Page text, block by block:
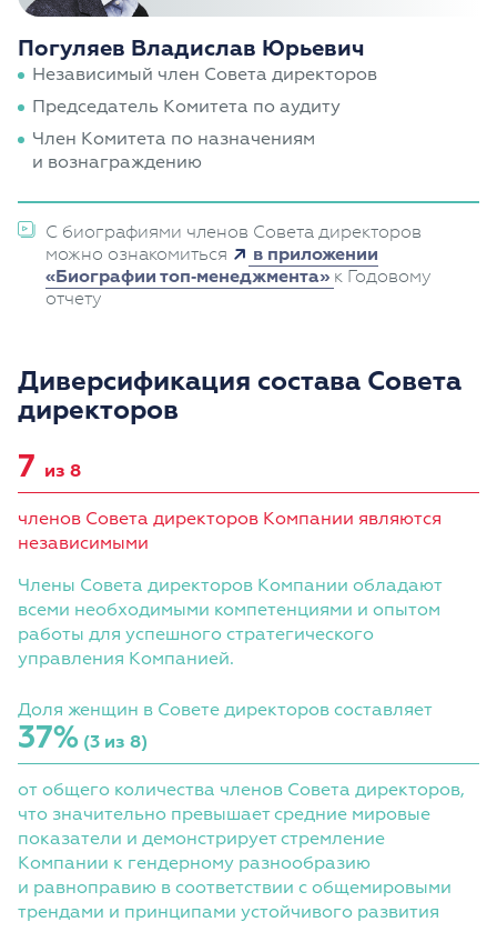
Погуляев Владислав Юрьевич
Независимый член Совета директоров
Председатель Комитета по аудиту
Член Комитета по назначениям
и вознаграждению
С биографиями членов Совета директоров
можно ознакомиться
в приложении
«Биографии топ‑менеджмента» к Годовому
отчету
Диверсификация состава Совета
директоров
7 из 8
членов Совета директоров Компании являются
независимыми
Члены Совета директоров Компании обладают
всеми необходимыми компетенциями и опытом
работы для успешного стратегического
управления Компанией.
Доля женщин в Совете директоров составляет
37% (3 из 8)
от общего количества членов Совета директоров,
что значительно превышает средние мировые
показатели и демонстрирует стремление
Компании к гендерному разнообразию
и равноправию в соответствии с общемировыми
трендами и принципами устойчивого развития